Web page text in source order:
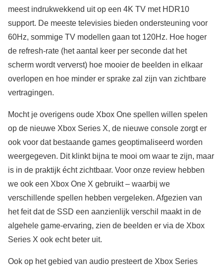
meest indrukwekkend uit op een 4K TV met HDR10
support. De meeste televisies bieden ondersteuning voor
60Hz, sommige TV modellen gaan tot 120Hz. Hoe hoger
de refresh-rate (het aantal keer per seconde dat het
scherm wordt ververst) hoe mooier de beelden in elkaar
overlopen en hoe minder er sprake zal zijn van zichtbare
vertragingen.
Mocht je overigens oude Xbox One spellen willen spelen
op de nieuwe Xbox Series X, de nieuwe console zorgt er
ook voor dat bestaande games geoptimaliseerd worden
weergegeven. Dit klinkt bijna te mooi om waar te zijn, maar
is in de praktijk écht zichtbaar. Voor onze review hebben
we ook een Xbox One X gebruikt – waarbij we
verschillende spellen hebben vergeleken. Afgezien van
het feit dat de SSD een aanzienlijk verschil maakt in de
algehele game-ervaring, zien de beelden er via de Xbox
Series X ook echt beter uit.
Ook op het gebied van audio presteert de Xbox Series